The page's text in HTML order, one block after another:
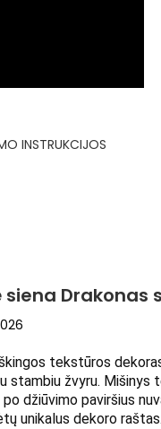
INSTRUKCIJOS
Drakonas
tekstūros
stambiu žvyru.
džiūvimo paviršius
unikalus dekoro raštas.